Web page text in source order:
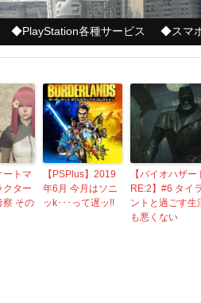
◆PlayStation各種サービス ◆スマ
ートマ
クター
察 その
【PSPlus】2019
年6月 今月はソニ
ッk･･･って遅ッ!!
【バイオハザー
RE:2】#6 タイラ
ントと過ごす生
も悪くない